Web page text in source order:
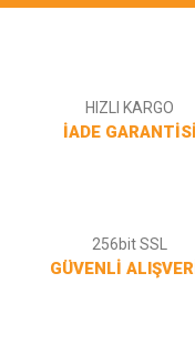
HIZLI KARGO
İADE GARANTİSİ
256bit SSL
GÜVENLİ